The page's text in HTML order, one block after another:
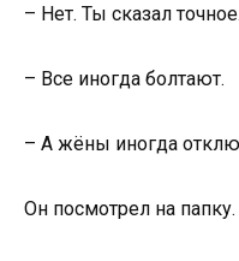
– Нет. Ты сказал точное.
– Все иногда болтают.
– А жёны иногда
Он посмотрел на папку.